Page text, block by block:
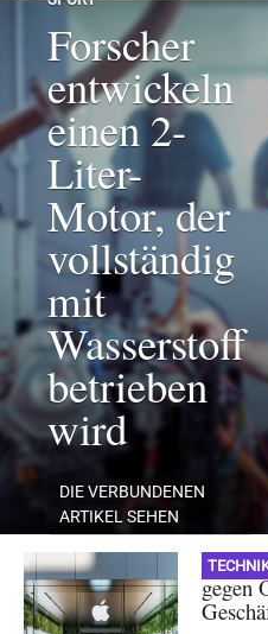
Forscher
entwickeln
einen 2-
Liter-
Motor, der
vollständig
mit
Wasserstoff
betrieben
wird
DIE VERBUNDENEN
ARTIKEL SEHEN
Apple
gegen